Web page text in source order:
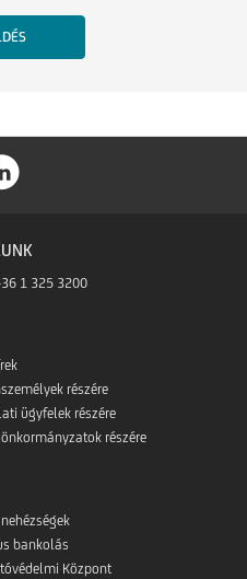
1 325 3200
részére
ügyfelek részére
részére
bankolás
Központ